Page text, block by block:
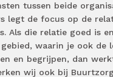
tussen beide
legt de focus op de
Als die relatie goed is
waarin je ook de
en begrijpen, dan
wij ook bij